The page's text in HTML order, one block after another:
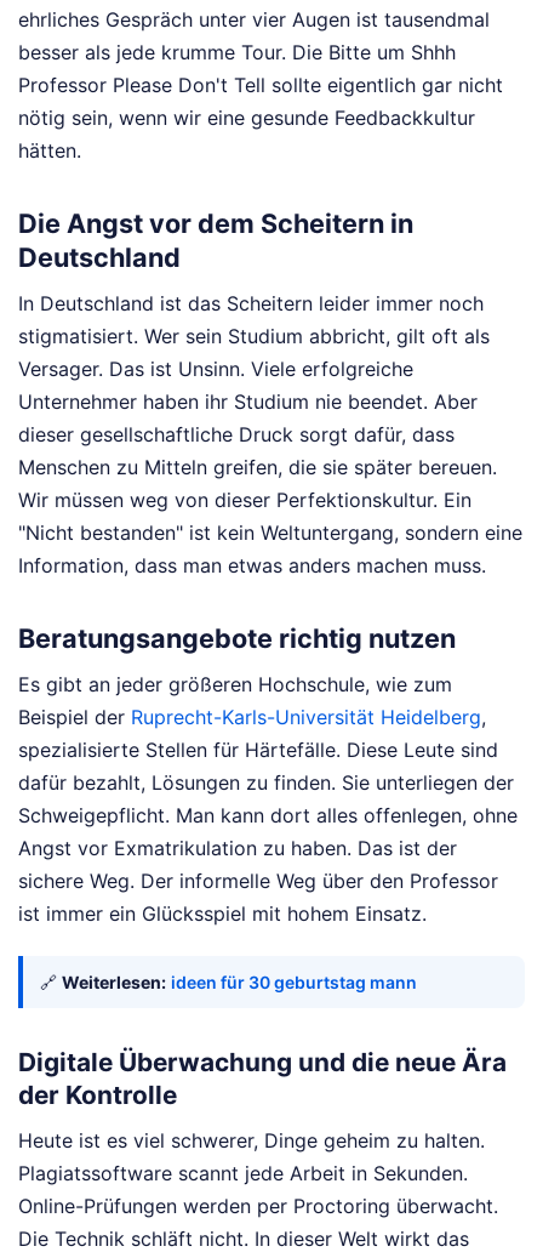
ehrliches Gespräch unter vier Augen ist tausendmal
besser als jede krumme Tour. Die Bitte um Shhh
Professor Please Don't Tell sollte eigentlich gar nicht
nötig sein, wenn wir eine gesunde Feedbackkultur
hätten.
Die Angst vor dem Scheitern in
Deutschland
In Deutschland ist das Scheitern leider immer noch
stigmatisiert. Wer sein Studium abbricht, gilt oft als
Versager. Das ist Unsinn. Viele erfolgreiche
Unternehmer haben ihr Studium nie beendet. Aber
dieser gesellschaftliche Druck sorgt dafür, dass
Menschen zu Mitteln greifen, die sie später bereuen.
Wir müssen weg von dieser Perfektionskultur. Ein
"Nicht bestanden" ist kein Weltuntergang, sondern eine
Information, dass man etwas anders machen muss.
Beratungsangebote richtig nutzen
Es gibt an jeder größeren Hochschule, wie zum
Beispiel der Ruprecht-Karls-Universität Heidelberg,
spezialisierte Stellen für Härtefälle. Diese Leute sind
dafür bezahlt, Lösungen zu finden. Sie unterliegen der
Schweigepflicht. Man kann dort alles offenlegen, ohne
Angst vor Exmatrikulation zu haben. Das ist der
sichere Weg. Der informelle Weg über den Professor
ist immer ein Glücksspiel mit hohem Einsatz.
🔗 Weiterlesen: ideen für 30 geburtstag mann
Digitale Überwachung und die neue Ära
der Kontrolle
Heute ist es viel schwerer, Dinge geheim zu halten.
Plagiatssoftware scannt jede Arbeit in Sekunden.
Online-Prüfungen werden per Proctoring überwacht.
Die Technik schläft nicht. In dieser Welt wirkt das